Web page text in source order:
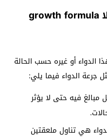
جرعة دواء جروث فورميلا growth formula
الدواء أو غيره حسب الحالة
جرعة الدواء فيما يلي:
مبالغ فيه حتى لا يؤثر
هي تناول ملعقتين